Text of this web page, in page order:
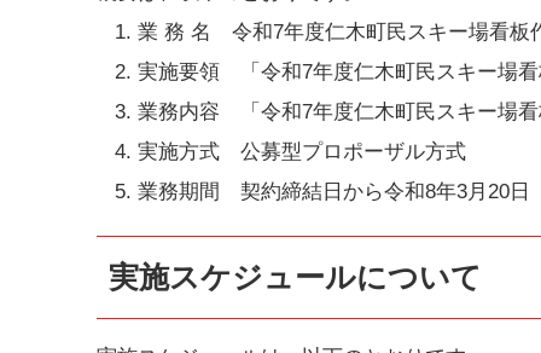
業 務 名 令和7年度仁木町民スキー場看板
実施要領 「令和7年度仁木町民スキー場
業務内容 「令和7年度仁木町民スキー場
実施方式 公募型プロポーザル方式
業務期間 契約締結日から令和8年3月20日
実施スケジュールについて